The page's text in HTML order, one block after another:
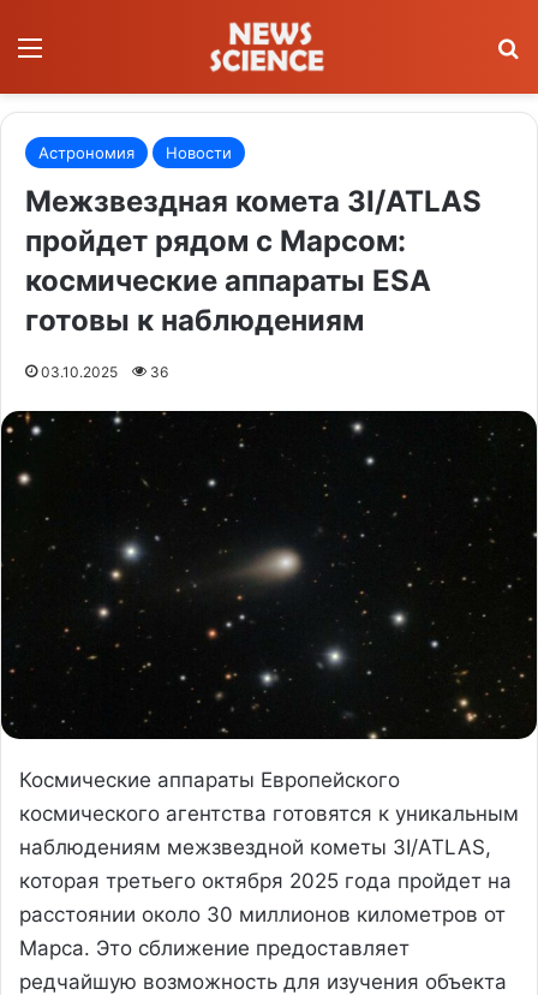
Меню
Астрономия Новости
Межзвездная комета 3I/ATLAS
пройдет рядом с Марсом:
космические аппараты ESA
готовы к наблюдениям
03.10.2025 36
Космические аппараты Европейского
космического агентства готовятся к уникальным
наблюдениям межзвездной кометы 3I/ATLAS,
которая третьего октября 2025 года пройдет на
расстоянии около 30 миллионов километров от
Марса. Это сближение предоставляет
редчайшую возможность для изучения объекта